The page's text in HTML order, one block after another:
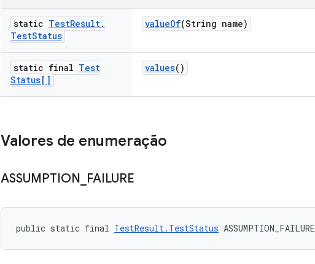
static TestResult.
TestStatus
valueOf(String name)
static final Test
Status[]
values()
Valores de enumeração
ASSUMPTION FAILURE
public static final TestResult.TestStatus ASSUMPTION_FAILURE